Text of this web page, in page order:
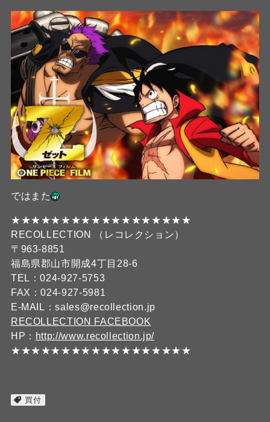
ではまた
★★★★★★★★★★★★★★★★★★
RECOLLECTION （レコレクション）
〒963-8851
福島県郡山市開成4丁目28-6
TEL：024-927-5753
FAX：024-927-5981
E-MAIL：sales@recollection.jp
RECOLLECTION FACEBOOK
HP： http://www.recollection.jp/
★★★★★★★★★★★★★★★★★★
買付